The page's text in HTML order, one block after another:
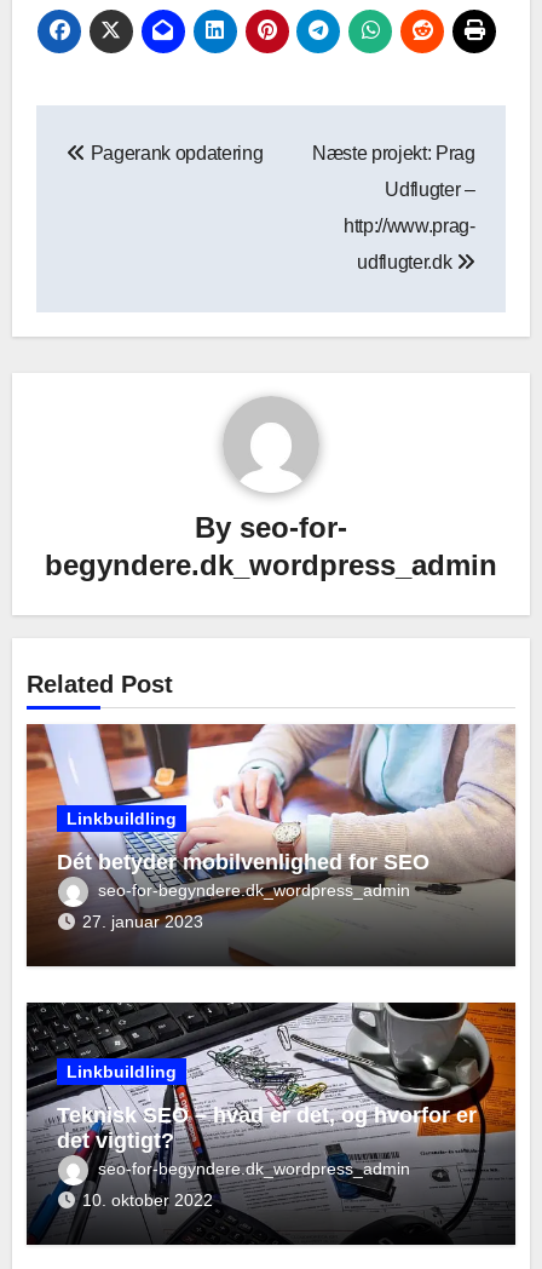
Pagerank opdatering
Næste projekt: Prag
Udflugter –
http://www.prag-
udflugter.dk
By seo-for-
begyndere.dk_wordpress_admin
Related Post
Linkbuildling
Dét betyder mobilvenlighed for SEO
seo-for-begyndere.dk_wordpress_admin
27. januar 2023
Linkbuildling
Teknisk SEO – hvad er det, og hvorfor er
det vigtigt?
seo-for-begyndere.dk_wordpress_admin
10. oktober 2022